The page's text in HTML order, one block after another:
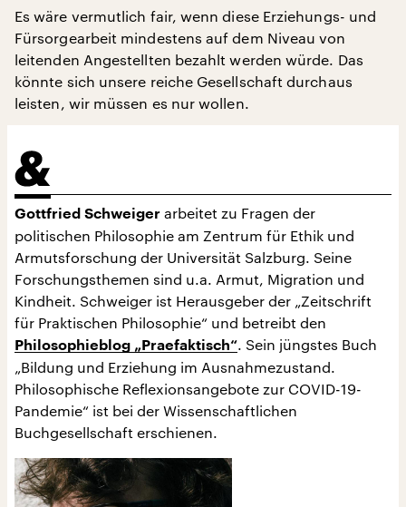
Es wäre vermutlich fair, wenn diese Erziehungs- und
Fürsorgearbeit mindestens auf dem Niveau von
leitenden Angestellten bezahlt werden würde. Das
könnte sich unsere reiche Gesellschaft durchaus
leisten, wir müssen es nur wollen.
Gottfried Schweiger arbeitet zu Fragen der
politischen Philosophie am Zentrum für Ethik und
Armutsforschung der Universität Salzburg. Seine
Forschungsthemen sind u.a. Armut, Migration und
Kindheit. Schweiger ist Herausgeber der „Zeitschrift
für Praktischen Philosophie“ und betreibt den
Philosophieblog „Praefaktisch“. Sein jüngstes Buch
„Bildung und Erziehung im Ausnahmezustand.
Philosophische Reflexionsangebote zur COVID-19-
Pandemie“ ist bei der Wissenschaftlichen
Buchgesellschaft erschienen.